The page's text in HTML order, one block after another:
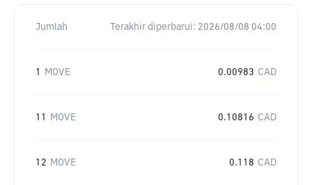
Jumlah Terakhir diperbarui: 2026/08/08 04:00
1 MOVE 0.00983 CAD
11 MOVE 0.10816 CAD
12 MOVE 0.118 CAD